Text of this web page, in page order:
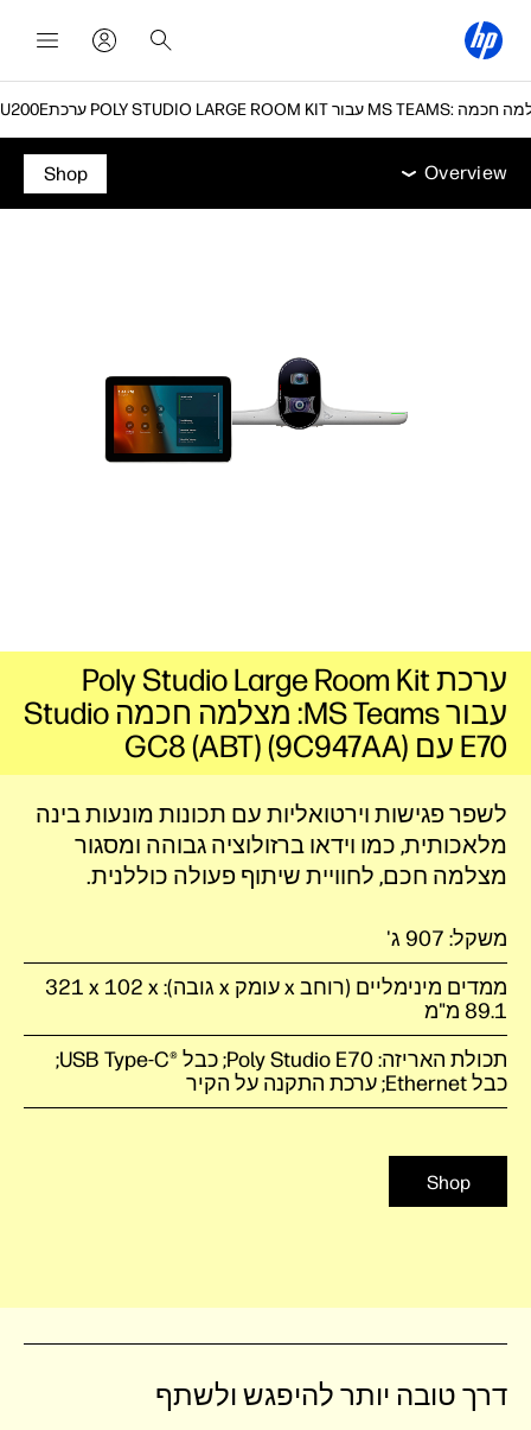
Overview מפרט טכני
תמיכה
Overview
Shop
לשפר פגישות וירטואליות עם תכונות מונעות בינה
מלאכותית, כמו וידאו ברזולוציה גבוהה ומסגור
מצלמה חכם, לחוויית שיתוף פעולה כוללנית‎.
משקל: 907 ג'
ממדים מינימליים (רוחב x עומק x גובה): ‎321 x 102 x
89.1 מ"מ
תכולת האריזה: Poly Studio ‎E70; כבל USB Type-C®️‎;
כבל Ethernet; ערכת התקנה על הקיר
Shop
ערכת Poly Studio Large Room Kit
עבור MS Teams: מצלמה חכמה Studio
E70 עם GC8 (ABT) (9C947AA)
דרך טובה יותר להיפגש ולשתף